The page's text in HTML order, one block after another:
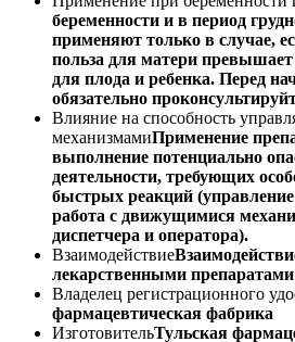
беременности и в период
применяют только в случае,
польза для матери
для плода и ребенка. Перед
обязательно
Влияние на способность
механизмамиПрименение
выполнение потенциально
деятельности, требующих
быстрых реакций
работа с движущимися
диспетчера и оператора).
Взаимодействие
лекарственными препаратами
Владелец регистрационного
фармацевтическая фабрика
ИзготовительТульская